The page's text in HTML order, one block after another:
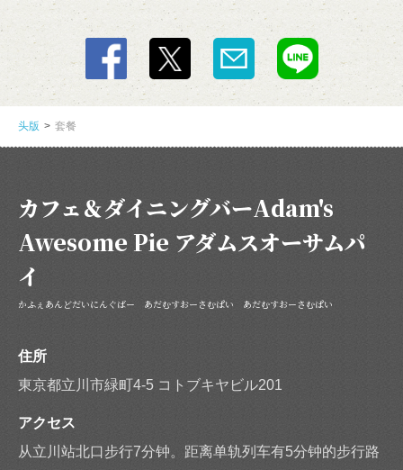
头版 套餐
カフェ＆ダイニングバーAdam's
Awesome Pie アダムスオーサムパ
イ
かふぇあんどだいにんぐばー あだむすおーさむぱい あだむすおーさむぱい
住所
東京都立川市緑町4-5 コトブキヤビル201
アクセス
从立川站北口步行7分钟。距离单轨列车有5分钟的步行路